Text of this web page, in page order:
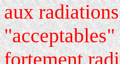
aux
fortement